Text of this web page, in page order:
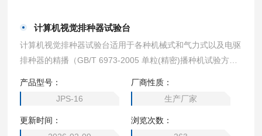
计算机视觉排种器试验台
计算机视觉排种器试验台适用于各种机械式和气力式以及电驱
排种器的精播（GB/T 6973-2005 单粒(精密)播种机试验方
所、农机鉴定单位及生产企业针对播种机和排种部件装置的多
种应用需求。
产品型号：
JPS-16
厂商性质：
生产厂家
更新时间：
浏览次数：